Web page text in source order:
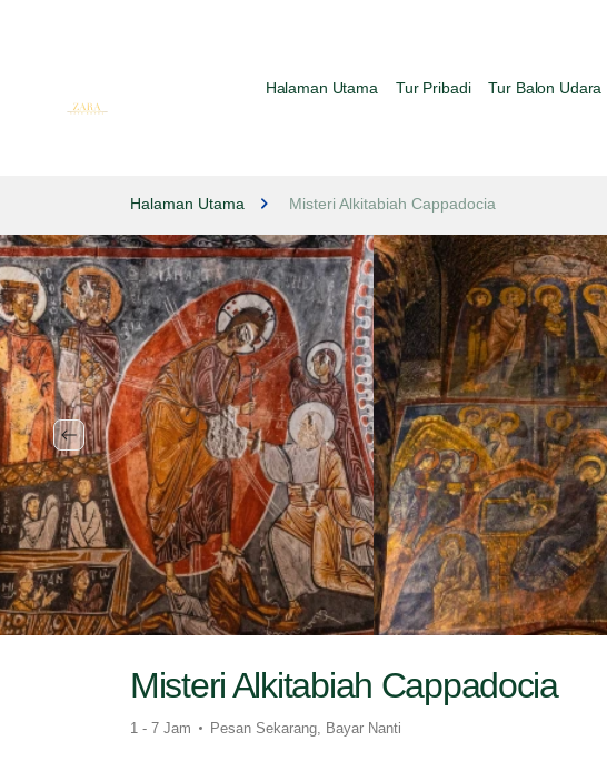
Halaman Utama Tur Pribadi Tur Balon Udara
Halaman Utama Misteri Alkitabiah Cappadocia
Misteri Alkitabiah Cappadocia
1 - 7 Jam Pesan Sekarang, Bayar Nanti